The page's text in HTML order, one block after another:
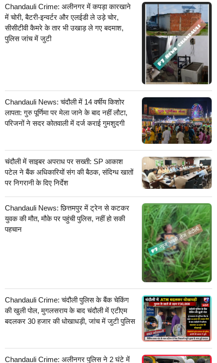
Chandauli Crime: अलीनगर में कपड़ा कारखाने
में चोरी, बैटरी-इन्वर्टर और एलईडी ले उड़े चोर,
सीसीटीवी कैमरे के तार भी उखाड़ ले गए बदमाश,
पुलिस जांच में जुटी
Chandauli News: चंदौली में 14 वर्षीय किशोर
लापता: गुरु पूर्णिमा पर मेला जाने के बाद नहीं लौटा,
परिजनों ने सदर कोतवाली में दर्ज कराई गुमशुदगी
चंदौली में साइबर अपराध पर सख्ती: SP आकाश
पटेल ने बैंक अधिकारियों संग की बैठक, संदिग्ध खातों
पर निगरानी के दिए निर्देश
Chandauli News: छित्तमपुर में ट्रेन से कटकर
युवक की मौत, मौके पर पहुंची पुलिस, नहीं हो सकी
पहचान
Chandauli Crime: चंदौली पुलिस के बैंक चेकिंग
की खुली पोल, मुगलसराय के बाद चंदौली में एटीएम
बदलकर 30 हजार की धोखाधड़ी, जांच में जुटी पुलिस
Chandauli Crime: अलीनगर पुलिस ने 2 घंटे में